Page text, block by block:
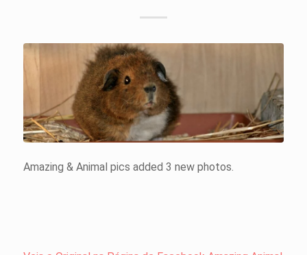
Amazing & Animal pics added 3 new photos.